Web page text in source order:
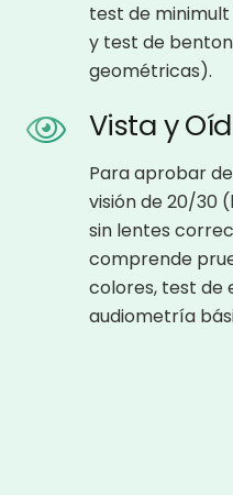
test de
y test de
geométricas).
Vista y
Para aprobar
visión de 20/30
sin lentes
comprende
colores, test de
audiometría